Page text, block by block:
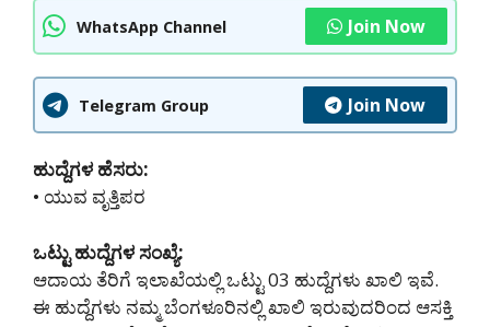
WhatsApp Channel Join Now
Telegram Group Join Now
ಹುದ್ದೆಗಳ ಹೆಸರು:
• ಯುವ ವೃತ್ತಿಪರ
ಒಟ್ಟು ಹುದ್ದೆಗಳ ಸಂಖ್ಯೆ:
ಆದಾಯ ತೆರಿಗೆ ಇಲಾಖೆಯಲ್ಲಿ ಒಟ್ಟು 03 ಹುದ್ದೆಗಳು ಖಾಲಿ ಇವೆ.
ಈ ಹುದ್ದೆಗಳು ನಮ್ಮ ಬೆಂಗಳೂರಿನಲ್ಲಿ ‌ಖಾಲಿ ಇರುವುದರಿಂದ ಆಸಕ್ತಿ